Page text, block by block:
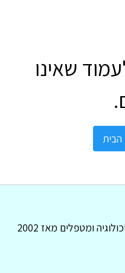
שאינו
ומטפלים מאז 2002